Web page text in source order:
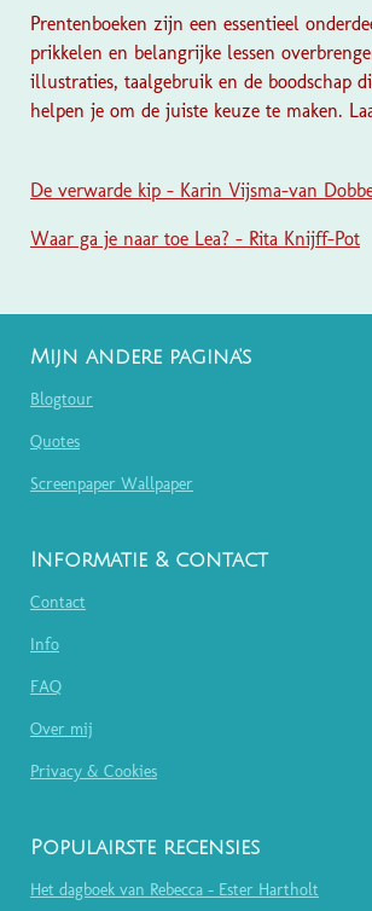
Prentenboeken zijn een essentieel
prikkelen en belangrijke lessen
illustraties, taalgebruik en de boodschap
helpen je om de juiste keuze te maken.
De verwarde kip - Karin Vijsma-van
Waar ga je naar toe Lea? - Rita Knijff-Pot
Mijn andere pagina's
Blogtour
Quotes
Screenpaper Wallpaper
Informatie & contact
Contact
Info
FAQ
Over mij
Privacy & Cookies
Populairste recensies
Het dagboek van Rebecca - Ester Hartholt